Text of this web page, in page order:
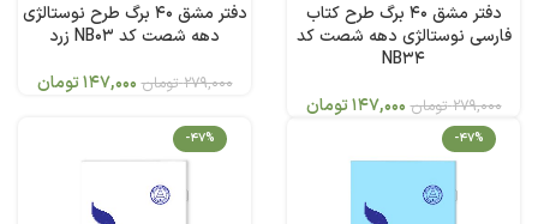
دفتر مشق 40 برگ طرح کتاب
فارسی نوستالژی دهه شصت کد
NB34
279,000 تومان 147,000تومان
دفتر مشق 40 برگ طرح نوستالژی
دهه شصت کد NB03 زرد
279,000 تومان 147,000تومان
-47%
-47%